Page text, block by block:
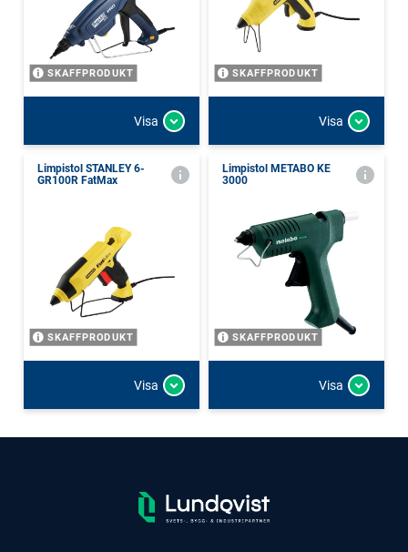
SKAFFPRODUKT
Visa
SKAFFPRODUKT
Visa
Limpistol STANLEY 6-
GR100R FatMax
SKAFFPRODUKT
Visa
Limpistol METABO KE
3000
SKAFFPRODUKT
Visa